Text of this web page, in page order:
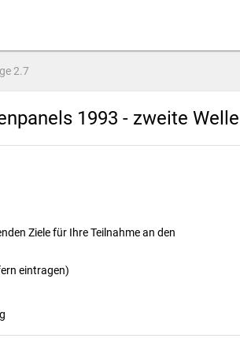
2.7
1993 - zweite Welle
Ziele für Ihre Teilnahme an den
eintragen)